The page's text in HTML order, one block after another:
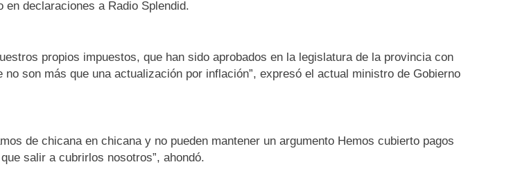
declaraciones a Radio Splendid.
propios impuestos, que han sido aprobados en la legislatura de la provincia con
son más que una actualización por inflación”, expresó el actual ministro de Gobierno
de chicana en chicana y no pueden mantener un argumento Hemos cubierto pagos
salir a cubrirlos nosotros”, ahondó.